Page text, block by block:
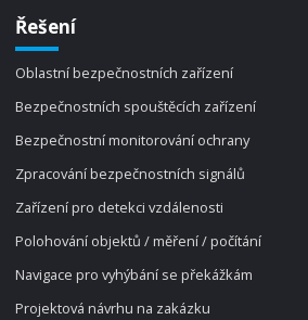
Řešení
Oblastní bezpečnostních zařízení
Bezpečnostních spouštěcích zařízení
Bezpečnostní monitorování ochrany
Zpracování bezpečnostních signálů
Zařízení pro detekci vzdálenosti
Polohování objektů / měření / počítání
Navigace pro vyhýbání se překážkám
Projektová návrhu na zakázku